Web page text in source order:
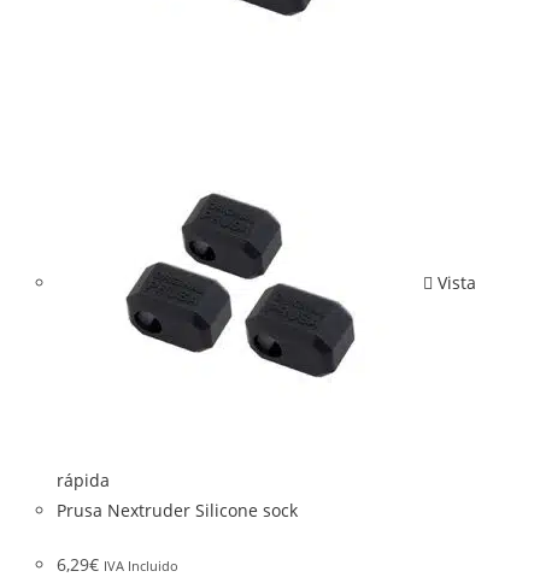
Vista
rápida
Prusa Nextruder Silicone sock
6,29€ IVA Incluido